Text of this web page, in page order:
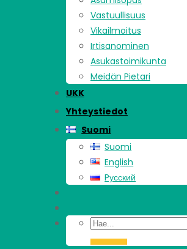
Vastuullisuus
Vikailmoitus
Irtisanominen
Asukastoimikunta
Meidän Pietari
UKK
Yhteystiedot
Suomi
Suomi
English
Pусский